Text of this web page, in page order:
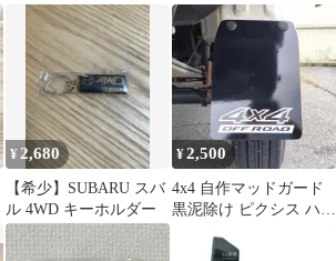
10cm×10cm 旧車 デコト
枚 16×6J −5 5H139
¥ 2,680
【希少】SUBARU スバ
ル 4WD キーホルダー
¥2,500
4x4 自作マッドガード
黒泥除け ピクシス ハイ
トラサイズ